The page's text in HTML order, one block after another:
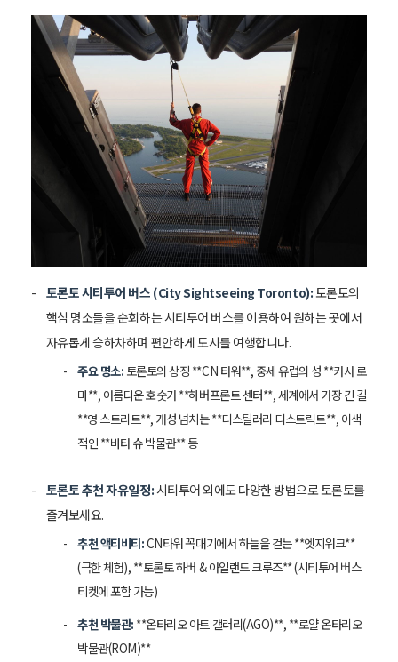
토론토 시티투어 버스 (City Sightseeing Toronto): 토론토의
핵심 명소들을 순회하는 시티투어 버스를 이용하여 원하는 곳에서
자유롭게 승하차하며 편안하게 도시를 여행합니다.
주요 명소: 토론토의 상징 **CN 타워**, 중세 유럽의 성 **카사 로
마**, 아름다운 호숫가 **하버프론트 센터**, 세계에서 가장 긴 길
**영 스트리트**, 개성 넘치는 **디스틸러리 디스트릭트**, 이색
적인 **바타 슈 박물관** 등
토론토 추천 자유일정:시티투어 외에도 다양한 방법으로 토론토를
즐겨보세요.
추천 액티비티:CN타워 꼭대기에서 하늘을 걷는 **엣지워크**
(극한 체험), **토론토 하버 & 아일랜드 크루즈** (시티투어 버스
티켓에 포함 가능)
추천 박물관: **온타리오 아트 갤러리(AGO)**, **로얄 온타리오
박물관(ROM)**